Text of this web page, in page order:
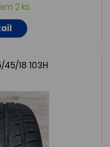
2 ks
18 103H